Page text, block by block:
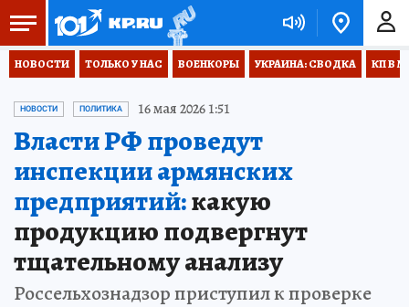
НОВОСТИ ТОЛЬКО У НАС ВОЕНКОРЫ УКРАИНА: СВОДКА КП В
НОВОСТИ ПОЛИТИКА 16 мая 2026 1:51
Власти РФ проведут
инспекции армянских
предприятий:какую
продукцию подвергнут
тщательному анализу
Россельхознадзор приступил к проверке